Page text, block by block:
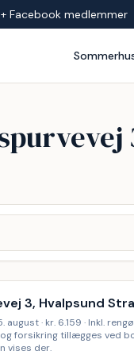
Facebook medlemmer
3, Hvalpsund
august · kr. 6.159 · Inkl.
forsikring tillægges ved
vises der.